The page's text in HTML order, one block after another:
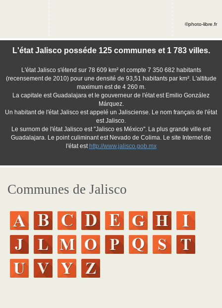
L'état Jalisco posséde 125 communes et 1 783 villes.
L'état Jalisco s'étend sur 78 609 km² et compte 7 350 682 habitants
(recensement de 2010) pour une densité de 93,51 habitants par km². L'altitude
maximum est de 4 260 m.
La capitale est Guadalajara et le gouverneur de l'état est Emilio González
Márquez.
Un habitant de l'état Jalisco est appelé un Jalisciense. Le nom français de l'état
est Jalisco.
Le surnom de l'état Jalisco est "Jalisco es México". La plus grande ville est
Guadalajara. Le point culiminant est Nevado de Colima. Le site Internet de
l'état est http://www.jalisco.gob.mx
©photo-libre.fr
Communes de Jalisco